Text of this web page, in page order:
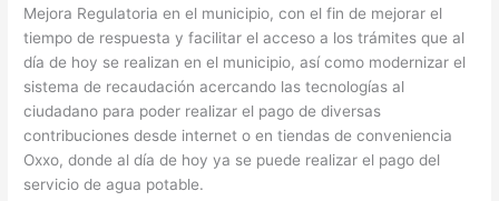
Mejora Regulatoria en el municipio, con el fin de mejorar el
tiempo de respuesta y facilitar el acceso a los trámites que al
día de hoy se realizan en el municipio, así como modernizar el
sistema de recaudación acercando las tecnologías al
ciudadano para poder realizar el pago de diversas
contribuciones desde internet o en tiendas de conveniencia
Oxxo, donde al día de hoy ya se puede realizar el pago del
servicio de agua potable.